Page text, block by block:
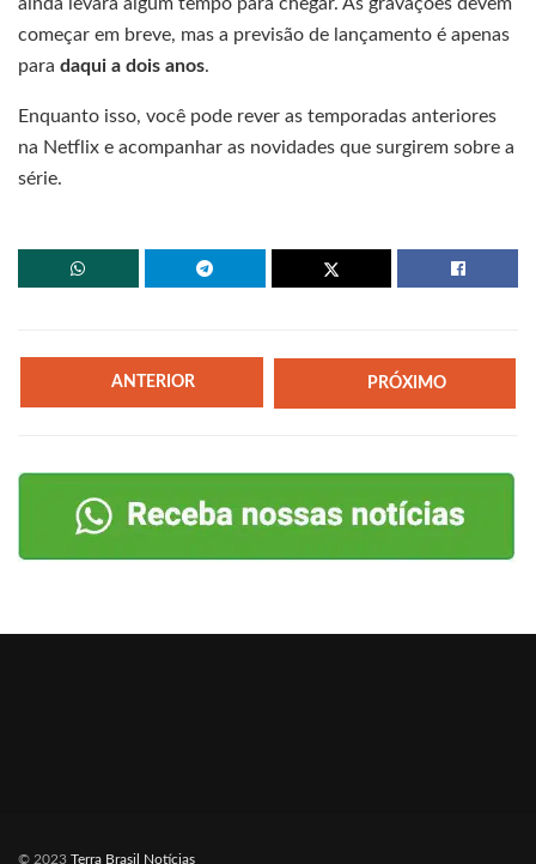
ainda levará algum tempo para chegar. As gravações devem
começar em breve, mas a previsão de lançamento é apenas
para daqui a dois anos.
Enquanto isso, você pode rever as temporadas anteriores
na Netflix e acompanhar as novidades que surgirem sobre a
série.
ANTERIOR PRÓXIMO
© 2023 Terra Brasil Notícias